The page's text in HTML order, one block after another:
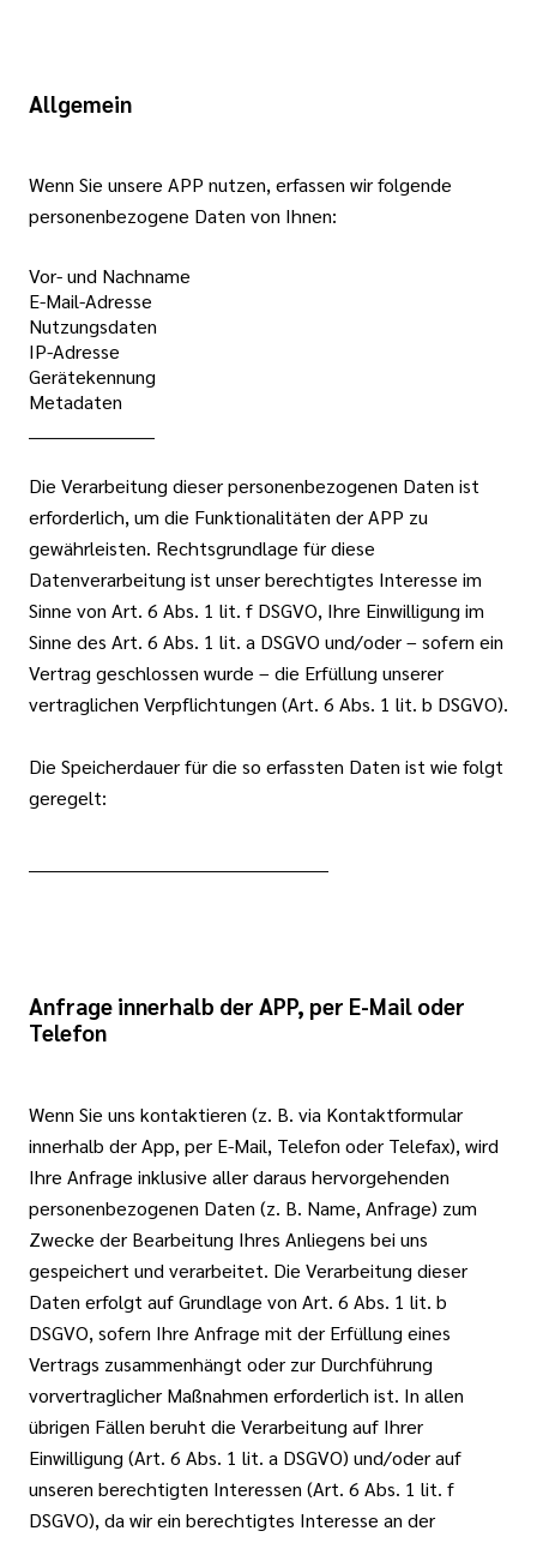
Allgemein
Wenn Sie unsere APP nutzen, erfassen wir folgende
personenbezogene Daten von Ihnen:
Vor- und Nachname
E-Mail-Adresse
Nutzungsdaten
IP-Adresse
Gerätekennung
Metadaten
Die Verarbeitung dieser personenbezogenen Daten ist
erforderlich, um die Funktionalitäten der APP zu
gewährleisten. Rechtsgrundlage für diese
Datenverarbeitung ist unser berechtigtes Interesse im
Sinne von Art. 6 Abs. 1 lit. f DSGVO, Ihre Einwilligung im
Sinne des Art. 6 Abs. 1 lit. a DSGVO und/oder – sofern ein
Vertrag geschlossen wurde – die Erfüllung unserer
vertraglichen Verpflichtungen (Art. 6 Abs. 1 lit. b DSGVO).
Die Speicherdauer für die so erfassten Daten ist wie folgt
geregelt:
Anfrage innerhalb der APP, per E-Mail oder
Telefon
Wenn Sie uns kontaktieren (z. B. via Kontaktformular
innerhalb der App, per E-Mail, Telefon oder Telefax), wird
Ihre Anfrage inklusive aller daraus hervorgehenden
personenbezogenen Daten (z. B. Name, Anfrage) zum
Zwecke der Bearbeitung Ihres Anliegens bei uns
gespeichert und verarbeitet. Die Verarbeitung dieser
Daten erfolgt auf Grundlage von Art. 6 Abs. 1 lit. b
DSGVO, sofern Ihre Anfrage mit der Erfüllung eines
Vertrags zusammenhängt oder zur Durchführung
vorvertraglicher Maßnahmen erforderlich ist. In allen
übrigen Fällen beruht die Verarbeitung auf Ihrer
Einwilligung (Art. 6 Abs. 1 lit. a DSGVO) und/oder auf
unseren berechtigten Interessen (Art. 6 Abs. 1 lit. f
DSGVO), da wir ein berechtigtes Interesse an der